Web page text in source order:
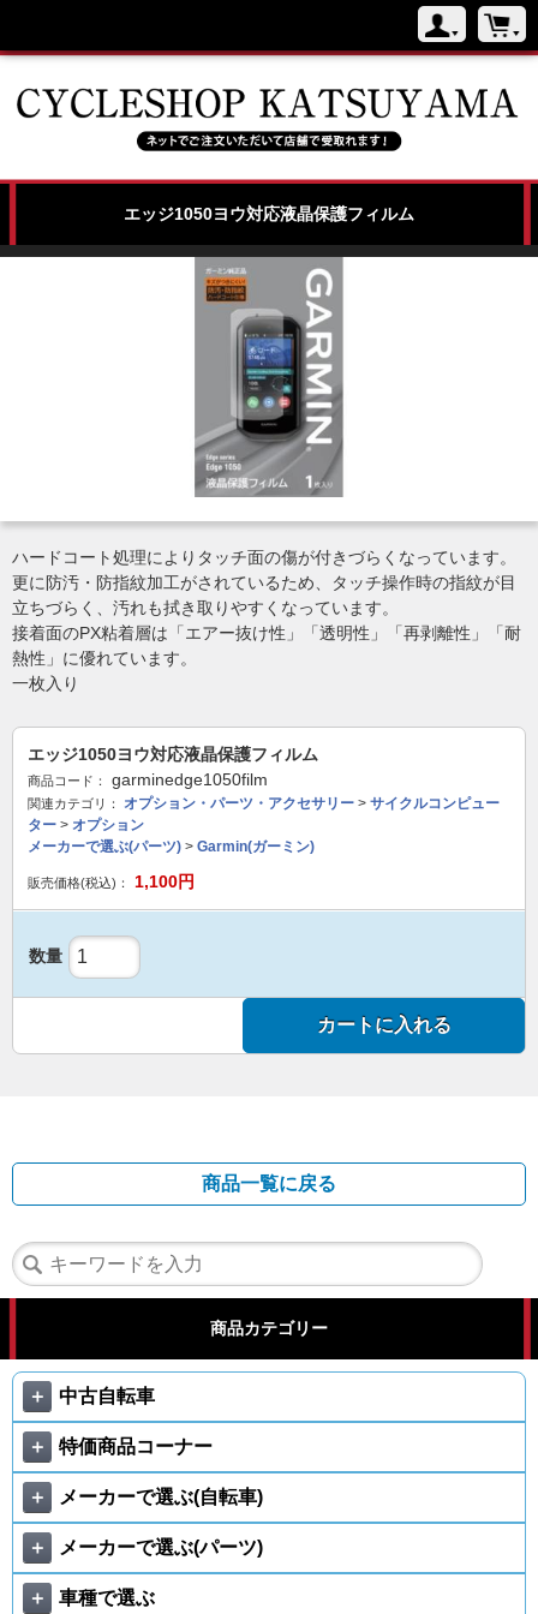
エッジ1050ヨウ対応液晶保護フィルム
ハードコート処理によりタッチ面の傷が付きづらくなっています。
更に防汚・防指紋加工がされているため、タッチ操作時の指紋が目
立ちづらく、汚れも拭き取りやすくなっています。
接着面のPX粘着層は「エアー抜け性」「透明性」「再剥離性」「耐
熱性」に優れています。
一枚入り
エッジ1050ヨウ対応液晶保護フィルム
商品コード： garminedge1050film
関連カテゴリ： オプション・パーツ・アクセサリー > サイクルコンピュー
ター > オプション
メーカーで選ぶ(パーツ) > Garmin(ガーミン)
販売価格(税込)： 1,100円
数量
カートに入れる
商品一覧に戻る
商品カテゴリー
＋ 中古自転車
＋ 特価商品コーナー
＋ メーカーで選ぶ(自転車)
＋ メーカーで選ぶ(パーツ)
＋ 車種で選ぶ
トップページ
USED BICYCLE
ブログ
Copyright © 2005- 2026サイクルショップ カツヤマ All rights reserved.